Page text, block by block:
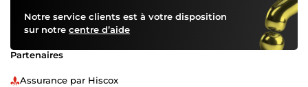
Notre service clients est à votre disposition
sur notre centre d’aide
Partenaires
Assurance par Hiscox